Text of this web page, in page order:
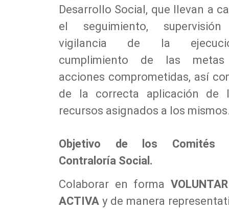
Desarrollo Social, que llevan a
el seguimiento,
vigilancia de la
cumplimiento de las
acciones comprometidas, así
de la correcta aplicación de
recursos asignados a los
Objetivo de los Comités
Contraloría Social.
Colaborar en forma
ACTIVA y de manera